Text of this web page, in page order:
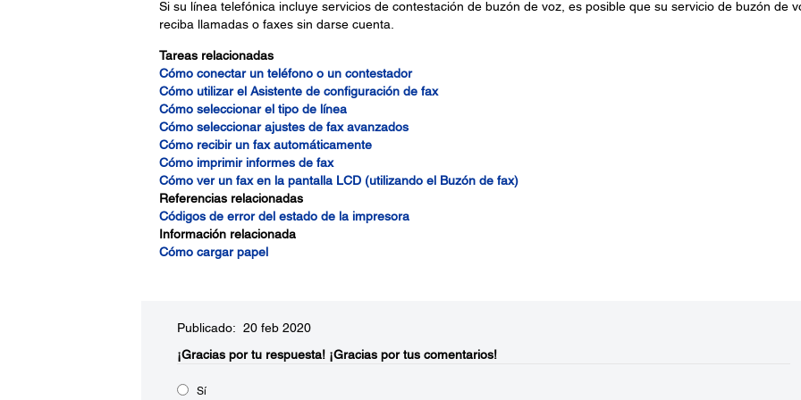
Si su línea telefónica incluye servicios de contestación de buzón de voz, es posible que su servicio de buzón de
reciba llamadas o faxes sin darse cuenta.
Tareas relacionadas
Cómo conectar un teléfono o un contestador
Cómo utilizar el Asistente de configuración de fax
Cómo seleccionar el tipo de línea
Cómo seleccionar ajustes de fax avanzados
Cómo recibir un fax automáticamente
Cómo imprimir informes de fax
Cómo ver un fax en la pantalla LCD (utilizando el Buzón de fax)
Referencias relacionadas
Códigos de error del estado de la impresora
Información relacionada
Cómo cargar papel
Publicado: 20 feb 2020
¡Gracias por tu respuesta! ¡Gracias por tus comentarios!
Sí